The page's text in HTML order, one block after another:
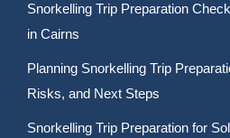
Snorkelling Trip Preparation
in Cairns
Planning Snorkelling Trip
Risks, and Next Steps
Snorkelling Trip Preparation for